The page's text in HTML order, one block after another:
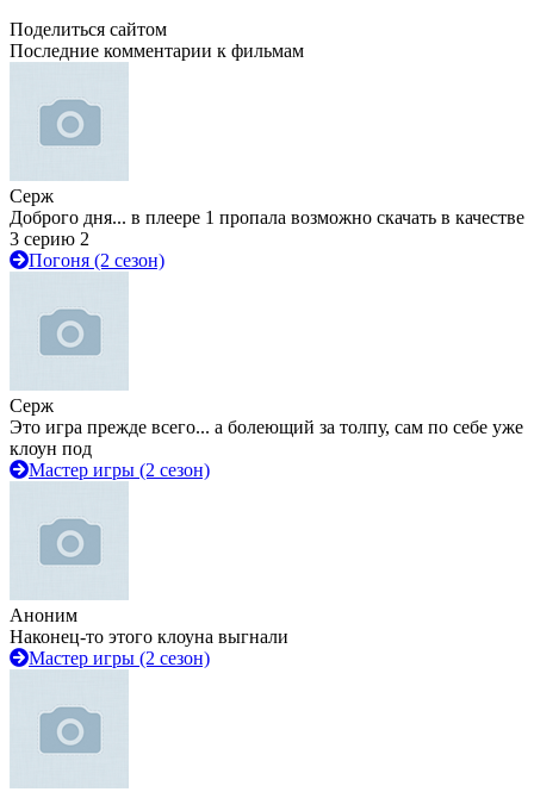
Поделиться сайтом
Последние комментарии к фильмам
Серж
Доброго дня... в плеере 1 пропала возможно скачать в качестве
3 серию 2
Погоня (2 сезон)
Серж
Это игра прежде всего... а болеющий за толпу, сам по себе уже
клоун под
Мастер игры (2 сезон)
Аноним
Наконец-то этого клоуна выгнали
Мастер игры (2 сезон)